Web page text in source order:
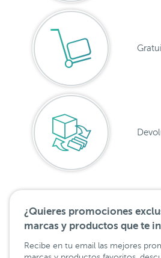
¿Quieres promociones
marcas y productos que te
Recibe en tu email las mejores